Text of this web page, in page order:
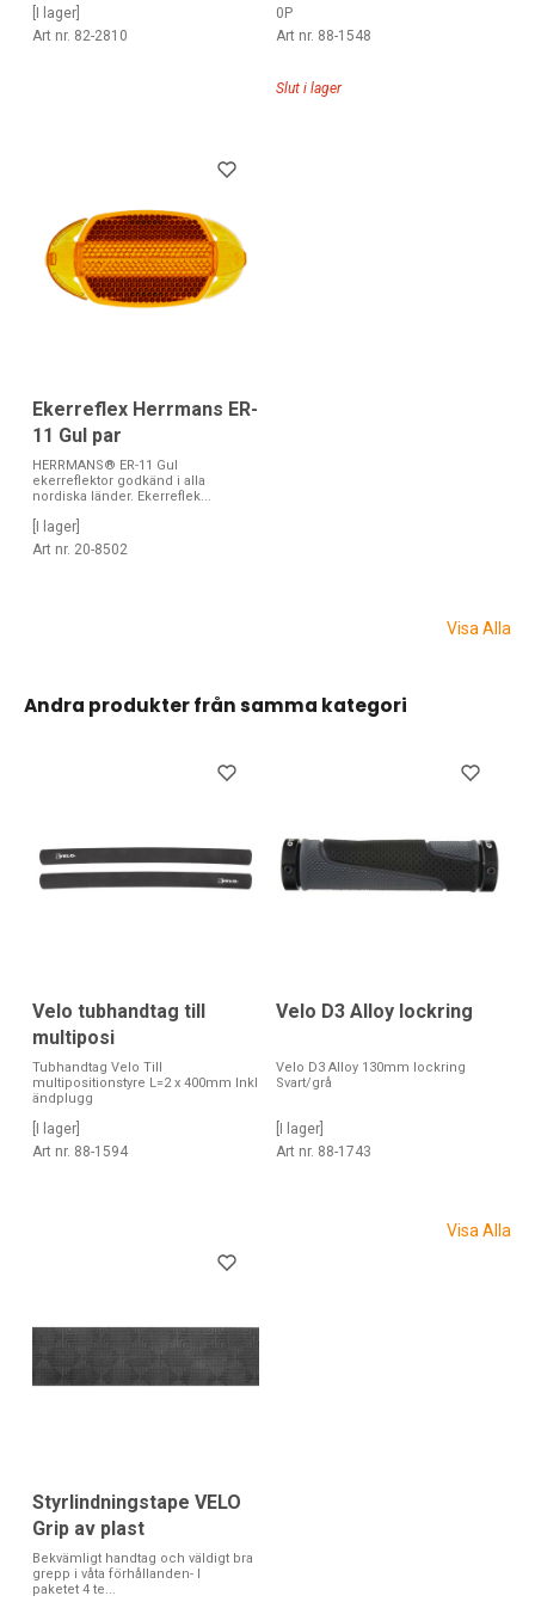
[I lager]
Art nr. 82-2810
0P
Art nr. 88-1548
Slut i lager
Ekerreflex Herrmans ER-
11 Gul par
HERRMANS® ER-11 Gul
ekerreflektor godkänd i alla
nordiska länder. Ekerreflek...
[I lager]
Art nr. 20-8502
Visa Alla
Andra produkter från samma kategori
Velo tubhandtag till
multiposi
Tubhandtag Velo Till
multipositionstyre L=2 x 400mm Inkl
ändplugg
[I lager]
Art nr. 88-1594
Velo D3 Alloy lockring
Velo D3 Alloy 130mm lockring
Svart/grå
[I lager]
Art nr. 88-1743
Styrlindningstape VELO
Grip av plast
Bekvämligt handtag och väldigt bra
grepp i våta förhållanden- I
paketet 4 te...
Visa Alla